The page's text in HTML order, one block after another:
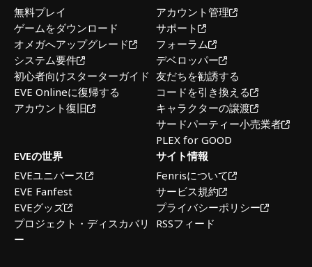
無料プレイ
ゲームをダウンロード
オメガへアップグレード
システム要件
初心者向けスターターガイド
EVE Onlineに復帰する
アカウント復旧
アカウント管理
サポート
フォーラム
デベロッパー
友だちを勧誘する
コードを引き換える
キャラクターの譲渡
サードパーティー小売業者
PLEX for GOOD
EVEの世界
EVEユニバース
EVE Fanfest
EVEグッズ
プロジェクト・ディスカバリ
ー
サイト情報
Fenrisについて
サービス規約
プライバシーポリシー
RSSフィード